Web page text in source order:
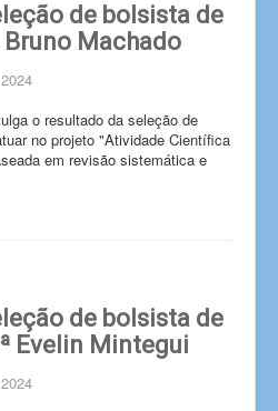
de bolsista de
Machado
o resultado da seleção de
no projeto "Atividade Científica
em revisão sistemática e
de bolsista de
Evelin Mintegui